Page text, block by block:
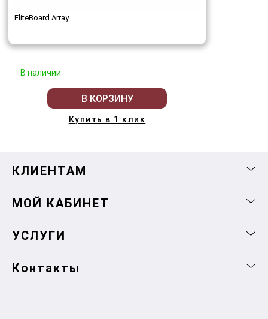
EliteBoard Array
В наличии
В КОРЗИНУ
Купить в 1 клик
КЛИЕНТАМ
МОЙ КАБИНЕТ
УСЛУГИ
Контакты